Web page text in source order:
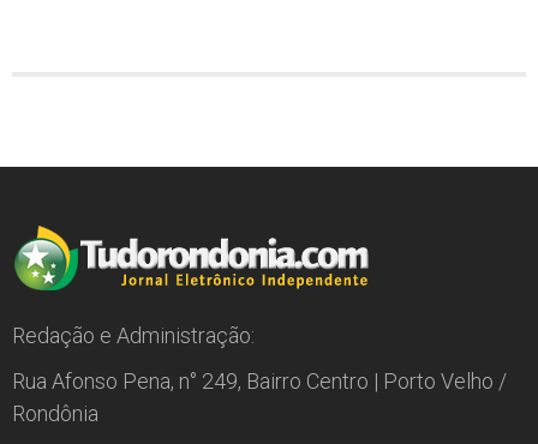
Redação e Administração:
Rua Afonso Pena, n° 249, Bairro Centro | Porto Velho /
Rondônia